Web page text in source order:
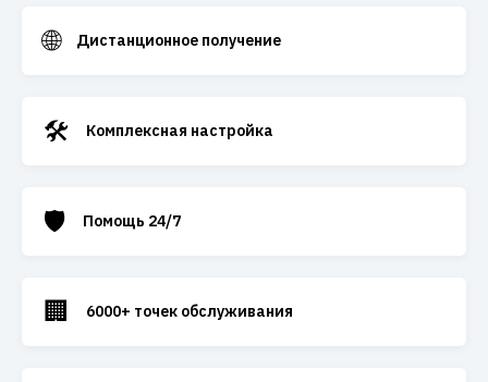
🌐 Дистанционное получение
🛠️ Комплексная настройка
🛡️ Помощь 24/7
🏢 6000+ точек обслуживания